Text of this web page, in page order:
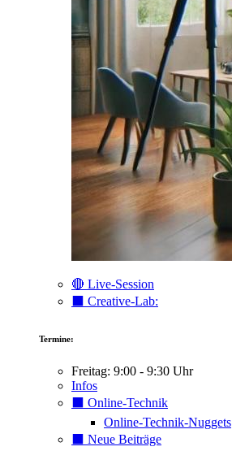
🔴 Live-Session
⬛️ Creative-Lab:
Termine:
Freitag: 9:00 - 9:30 Uhr
Infos
⬛️ Online-Technik
Online-Technik-Nuggets
⬛️ Neue Beiträge